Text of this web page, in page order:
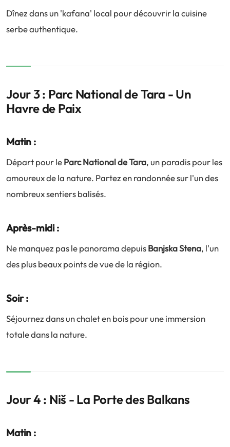
Dînez dans un 'kafana' local pour découvrir la cuisine
serbe authentique.
Jour 3 : Parc National de Tara - Un
Havre de Paix
Matin :
Départ pour leParc National de Tara, un paradis pour les
amoureux de la nature. Partez en randonnée sur l'un des
nombreux sentiers balisés.
Après-midi :
Ne manquez pas le panorama depuisBanjska Stena, l'un
des plus beaux points de vue de la région.
Soir :
Séjournez dans un chalet en bois pour une immersion
totale dans la nature.
Jour 4 : Niš - La Porte des Balkans
Matin :